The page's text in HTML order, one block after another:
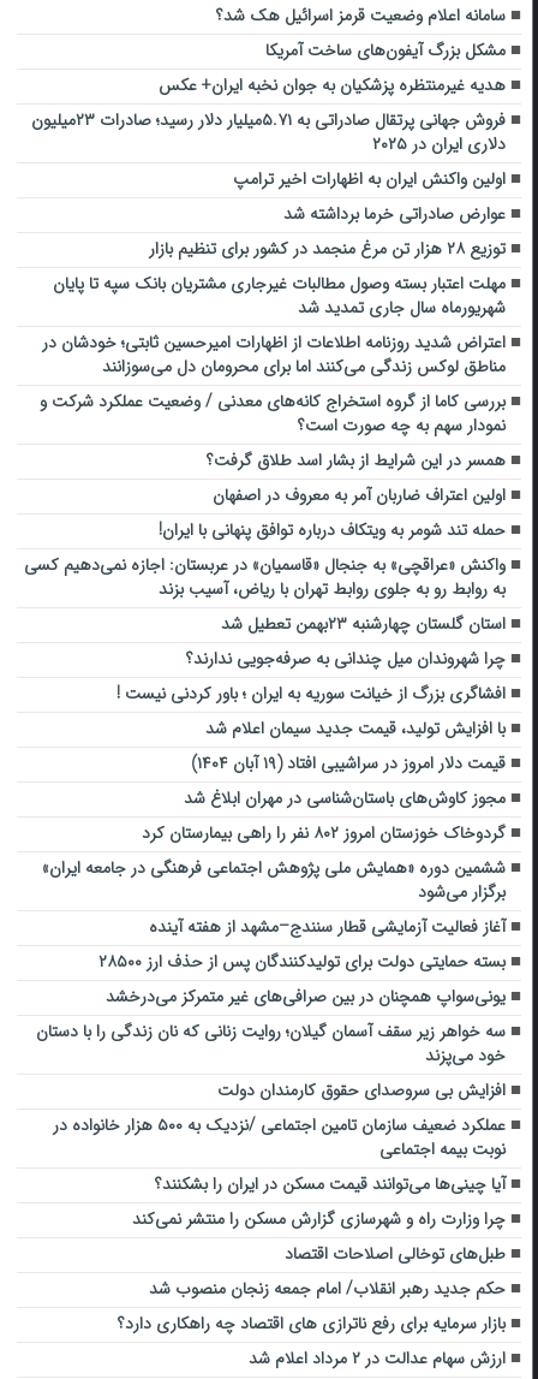
سامانه اعلام وضعیت قرمز اسرائیل هک شد؟
مشکل بزرگ آیفون‌های ساخت آمریکا
هدیه غیرمنتظره پزشکیان به جوان نخبه ایران+ عکس
فروش جهانی پرتقال صادراتی به ۵.۷۱میلیار دلار رسید؛ صادرات ۲۳میلیون
دلاری ایران در ۲۰۲۵
اولین واکنش ایران به اظهارات اخیر ترامپ
عوارض صادراتی خرما برداشته شد
توزیع ۲۸ هزار تن مرغ منجمد در کشور برای تنظیم بازار
مهلت اعتبار بسته وصول مطالبات غیرجاری مشتریان بانک سپه تا پایان
شهریورماه سال جاری تمدید شد
اعتراض شدید روزنامه اطلاعات از اظهارات امیرحسین ثابتی؛ خودشان در
مناطق لوکس زندگی می‌کنند اما برای محرومان دل می‌سوزانند
بررسی کاما از گروه استخراج کانه‌های معدنی / وضعیت عملکرد شرکت و
نمودار سهم به چه صورت است؟‎
همسر در این شرایط از بشار اسد طلاق گرفت؟
اولین اعتراف ضاربان آمر به‌ معروف در اصفهان
حمله تند شومر به ویتکاف درباره توافق پنهانی با ایران!
واکنش «عراقچی» به جنجال «قاسمیان» در عربستان: اجازه نمی‌دهیم کسی
به روابط رو به‌ جلوی روابط تهران با ریاض، آسیب بزند
استان گلستان چهارشنبه ۲۳بهمن تعطیل شد
چرا شهروندان میل چندانی به صرفه‌جویی ندارند؟
افشاگری بزرگ از خیانت سوریه به ایران ؛ باور کردنی نیست !
با افزایش تولید، قیمت جدید سیمان اعلام شد
قیمت دلار امروز در سراشیبی افتاد (۱۹ آبان ۱۴۰۴)
مجوز کاوش‌های باستان‌شناسی در مهران ابلاغ شد
گردوخاک خوزستان امروز ۸۰۲ نفر را راهی بیمارستان کرد
ششمین دوره «همایش ملی پژوهش اجتماعی فرهنگی در جامعه ایران»
برگزار می‌شود
آغاز فعالیت آزمایشی قطار سنندج–مشهد از هفته آینده
بسته حمایتی دولت برای تولیدکنندگان پس از حذف ارز ۲۸۵۰۰
یونی‌سواپ همچنان در بین صرافی‌های غیر متمرکز می‌درخشد
سه خواهر زیر سقف آسمان گیلان؛ روایت زنانی که نان زندگی را با دستان
خود می‌پزند
افزایش بی سروصدای حقوق کارمندان دولت
عملکرد ضعیف سازمان تامین اجتماعی /نزدیک به ۵۰۰ هزار خانواده در
نوبت بیمه اجتماعی
آیا چینی‌ها می‌توانند قیمت مسکن در ایران را بشکنند؟
چرا وزارت راه و شهرسازی گزارش مسکن را منتشر نمی‌کند
طبل‌های توخالی اصلاحات اقتصاد
حکم جدید رهبر انقلاب/ امام جمعه زنجان منصوب شد
بازار سرمایه برای رفع ناترازی های اقتصاد چه راهکاری دارد؟
ارزش سهام عدالت در ۲ مرداد اعلام شد